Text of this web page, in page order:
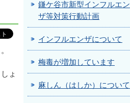
ょ
鎌ケ谷市新型インフルエン
ザ等対策行動計画
インフルエンザについて
梅毒が増加しています
麻しん（はしか）について